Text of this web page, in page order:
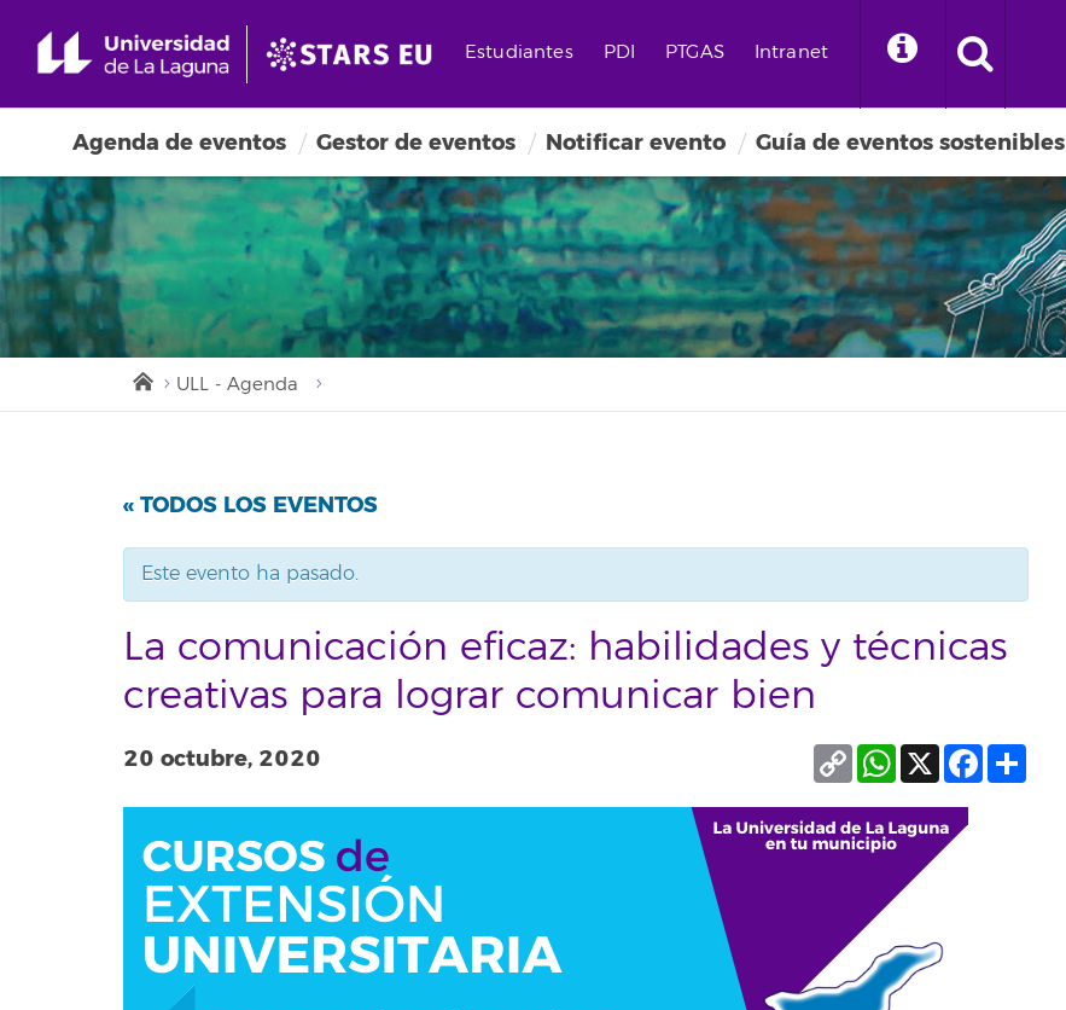
Estudiantes PDI PTGAS Intranet
Agenda de eventos Gestor de eventos Notificar evento Guía de eventos sostenibles
ULL - Agenda
« TODOS LOS EVENTOS
Este evento ha pasado.
La comunicación eficaz: habilidades y técnicas
creativas para lograr comunicar bien
20 octubre, 2020 Facebook
X
WhatsApp
Copy
Link